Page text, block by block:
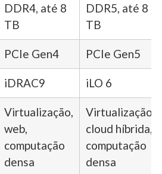
DDR4, até 8
TB
DDR5, até 8
TB
PCIe Gen4 PCIe Gen5
iDRAC9 iLO 6
Virtualização,
web,
computação
densa
Virtualização,
cloud híbrida,
computação
densa